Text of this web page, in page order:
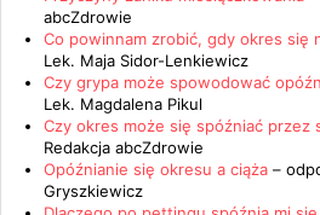
abcZdrowie
Co powinnam zrobić, gdy okres się
Lek. Maja Sidor-Lenkiewicz
Czy grypa może spowodować
Lek. Magdalena Pikul
Czy okres może się spóźniać przez
Redakcja abcZdrowie
Opóźnianie się okresu a ciąża –
Gryszkiewicz